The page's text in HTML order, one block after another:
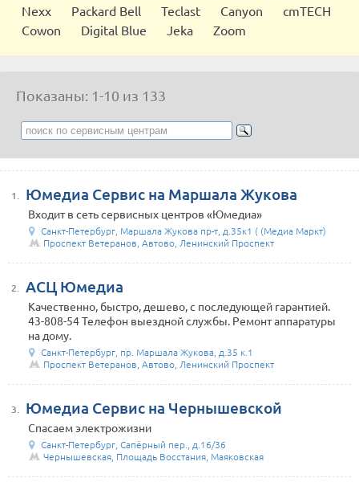
Nexx
Packard Bell Teclast Canyon
cmTECH
Cowon
Digital Blue Jeka Zoom
Показаны: 1-10 из 133
1. Юмедиа Сервис на Маршала Жукова
Входит в сеть сервисных центров «Юмедиа»
Санкт-Петербург, Маршала Жукова пр-т, д.35к1 ( (Медиа Маркт)
Проспект Ветеранов, Автово, Ленинский Проспект
2. АСЦ Юмедиа
Качественно, быстро, дешево, с последующей гарантией.
43-808-54 Телефон выездной службы. Ремонт аппаратуры
на дому.
Санкт-Петербург, пр. Маршала Жукова, д.35 к.1
Проспект Ветеранов, Автово, Ленинский Проспект
3. Юмедиа Сервис на Чернышевской
Спасаем электрожизни
Санкт-Петербург, Сапёрный пер., д.16/36
Чернышевская, Площадь Восстания, Маяковская